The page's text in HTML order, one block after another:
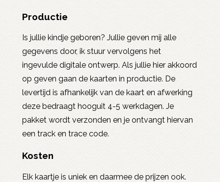
Productie
Is jullie kindje geboren? Jullie geven mij alle
gegevens door, ik stuur vervolgens het
ingevulde digitale ontwerp. Als jullie hier akkoord
op geven gaan de kaarten in productie. De
levertijd is afhankelijk van de kaart en afwerking
deze bedraagt hooguit 4-5 werkdagen. Je
pakket wordt verzonden en je ontvangt hiervan
een track en trace code.
Kosten
Elk kaartje is uniek en daarmee de prijzen ook.